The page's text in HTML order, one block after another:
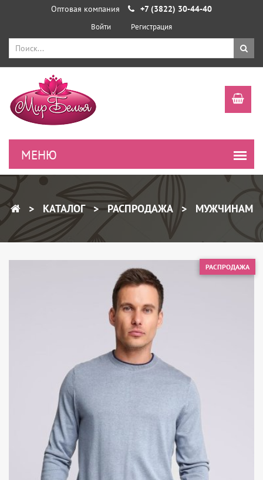
Оптовая компания +7 (3822) 30-44-40
Войти Регистрация
КАТАЛОГ РАСПРОДАЖА МУЖЧИНАМ
РАСПРОДАЖА